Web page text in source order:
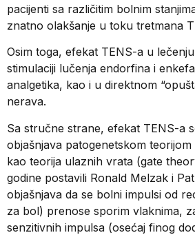
pacijenti sa različitim bolnim
znatno olakšanje u toku tretmana
Osim toga, efekat TENS-a u
stimulaciji lučenja endorfina i
analgetika, kao i u direktnom
nerava.
Sa stručne strane, efekat TENS-a
objašnjava patogenetskom
kao teorija ulaznih vrata (gate
godine postavili Ronald Melzak i
objašnjava da se bolni impulsi od
za bol) prenose sporim vlaknima,
senzitivnih impulsa (osećaj finog